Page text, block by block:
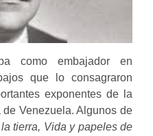
como embajador en
que lo consagraron
exponentes de la
Venezuela. Algunos de
tierra, Vida y papeles de